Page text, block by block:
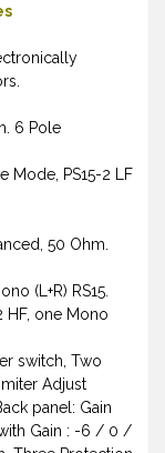
6 Pole
Mode, PS15-2 LF
50 Ohm.
(L+R) RS15.
HF, one Mono
switch, Two
Adjust
panel: Gain
Gain : -6 / 0 /